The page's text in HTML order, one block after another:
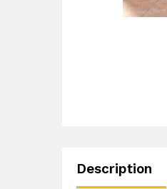
Description